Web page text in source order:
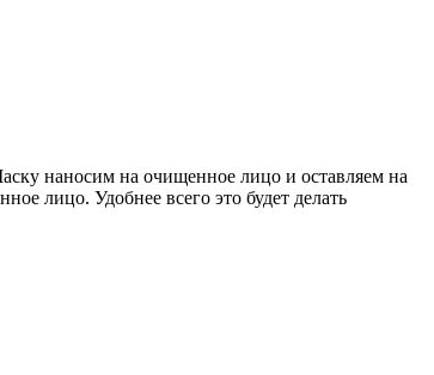
наносим на очищенное лицо и оставляем на
лицо. Удобнее всего это будет делать